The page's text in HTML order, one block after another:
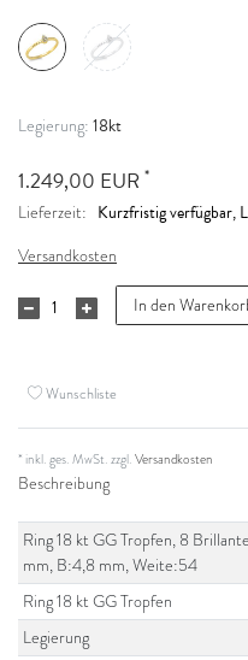
Legierung: 18kt
1.249,00 EUR *
Lieferzeit: Kurzfristig verfügbar,
Versandkosten
In den
Wunschliste
* inkl. ges. MwSt. zzgl.Versandkosten
Beschreibung
Ring 18 kt GG Tropfen, 8
mm, B:4,8 mm, Weite:54
Ring 18 kt GG Tropfen
Legierung